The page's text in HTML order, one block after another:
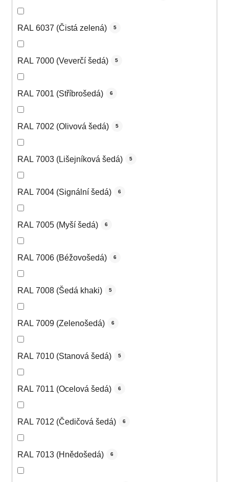
RAL 6037 (Čistá zelená) 5
RAL 7000 (Veverčí šedá) 5
RAL 7001 (Stříbrošedá) 6
RAL 7002 (Olivová šedá) 5
RAL 7003 (Lišejníková šedá) 5
RAL 7004 (Signální šedá) 6
RAL 7005 (Myší šedá) 6
RAL 7006 (Béžovošedá) 6
RAL 7008 (Šedá khaki) 5
RAL 7009 (Zelenošedá) 6
RAL 7010 (Stanová šedá) 5
RAL 7011 (Ocelová šedá) 6
RAL 7012 (Čedičová šedá) 6
RAL 7013 (Hnědošedá) 6